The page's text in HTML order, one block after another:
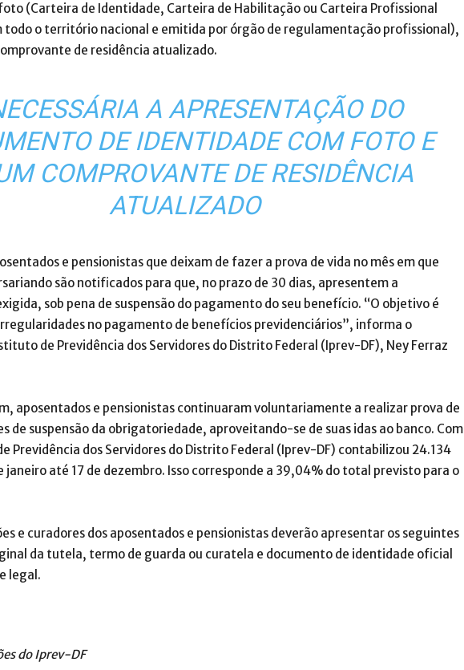
(Carteira de Identidade, Carteira de Habilitação ou Carteira Profissional
todo o território nacional e emitida por órgão de regulamentação profissional),
de residência atualizado.
A APRESENTAÇÃO DO
DE IDENTIDADE COM FOTO E
COMPROVANTE DE RESIDÊNCIA
ATUALIZADO
e pensionistas que deixam de fazer a prova de vida no mês em que
são notificados para que, no prazo de 30 dias, apresentem a
sob pena de suspensão do pagamento do seu benefício. “O objetivo é
no pagamento de benefícios previdenciários”, informa o
de Previdência dos Servidores do Distrito Federal (Iprev-DF), Ney Ferraz
aposentados e pensionistas continuaram voluntariamente a realizar prova de
de suspensão da obrigatoriedade, aproveitando-se de suas idas ao banco. Com
Previdência dos Servidores do Distrito Federal (Iprev-DF) contabilizou 24.134
janeiro até 17 de dezembro. Isso corresponde a 39,04% do total previsto para o
e curadores dos aposentados e pensionistas deverão apresentar os seguintes
da tutela, termo de guarda ou curatela e documento de identidade oficial
legal.
do Iprev-DF